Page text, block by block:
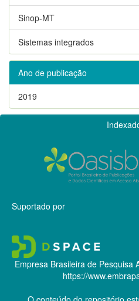
Sinop-MT
Sistemas integrados
Ano de publicação
2019
Suportado por
Empresa Brasileira de Pesquisa
https://